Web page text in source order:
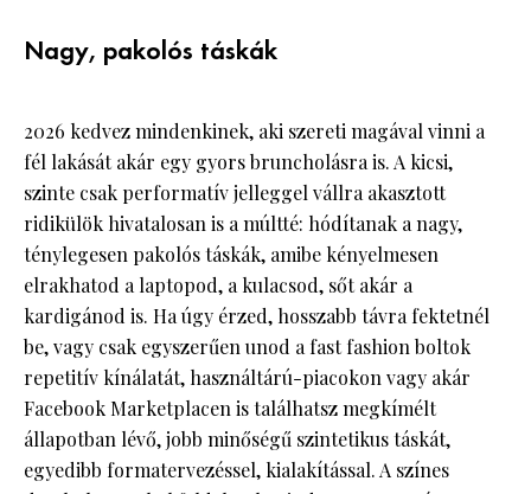
Nagy, pakolós táskák
2026 kedvez mindenkinek, aki szereti magával vinni a
fél lakását akár egy gyors bruncholásra is. A kicsi,
szinte csak performatív jelleggel vállra akasztott
ridikülök hivatalosan is a múltté: hódítanak a nagy,
ténylegesen pakolós táskák, amibe kényelmesen
elrakhatod a laptopod, a kulacsod, sőt akár a
kardigánod is. Ha úgy érzed, hosszabb távra fektetnél
be, vagy csak egyszerűen unod a fast fashion boltok
repetitív kínálatát, használtárú-piacokon vagy akár
Facebook Marketplacen is találhatsz megkímélt
állapotban lévő, jobb minőségű szintetikus táskát,
egyedibb formatervezéssel, kialakítással. A színes